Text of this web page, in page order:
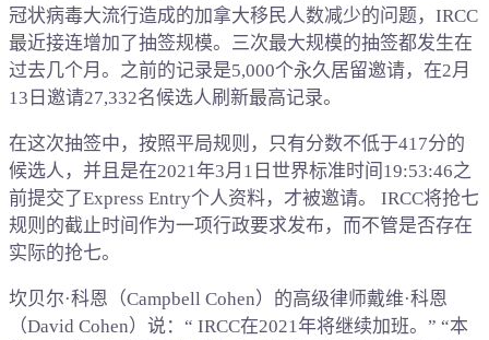
冠状病毒大流行造成的加拿大移民人数减少的问题，IRCC
最近接连增加了抽签规模。三次最大规模的抽签都发生在
过去几个月。之前的记录是5,000个永久居留邀请，在2月
13日邀请27,332名候选人刷新最高记录。
在这次抽签中，按照平局规则，只有分数不低于417分的
候选人，并且是在2021年3月1日世界标准时间19:53:46之
前提交了Express Entry个人资料，才被邀请。 IRCC将抢七
规则的截止时间作为一项行政要求发布，而不管是否存在
实际的抢七。
坎贝尔·科恩（Campbell Cohen）的高级律师戴维·科恩
（David Cohen）说：“ IRCC在2021年将继续加班。” “本